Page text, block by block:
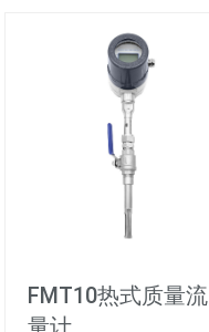
FMT10热式质量流